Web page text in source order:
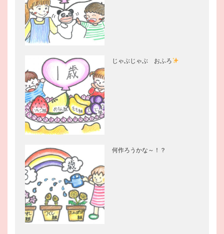
じゃぶじゃぶ おふろ
何作ろうかな～！？